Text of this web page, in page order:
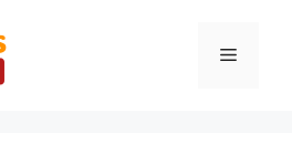
Menu